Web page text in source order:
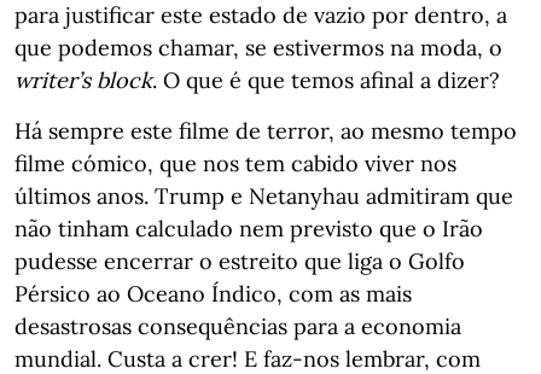
para justificar este estado de vazio por dentro, a
que podemos chamar, se estivermos na moda, o
writer’s block. O que é que temos afinal a dizer?
Há sempre este filme de terror, ao mesmo tempo
filme cómico, que nos tem cabido viver nos
últimos anos. Trump e Netanyhau admitiram que
não tinham calculado nem previsto que o Irão
pudesse encerrar o estreito que liga o Golfo
Pérsico ao Oceano Índico, com as mais
desastrosas consequências para a economia
mundial. Custa a crer! E faz-nos lembrar, com